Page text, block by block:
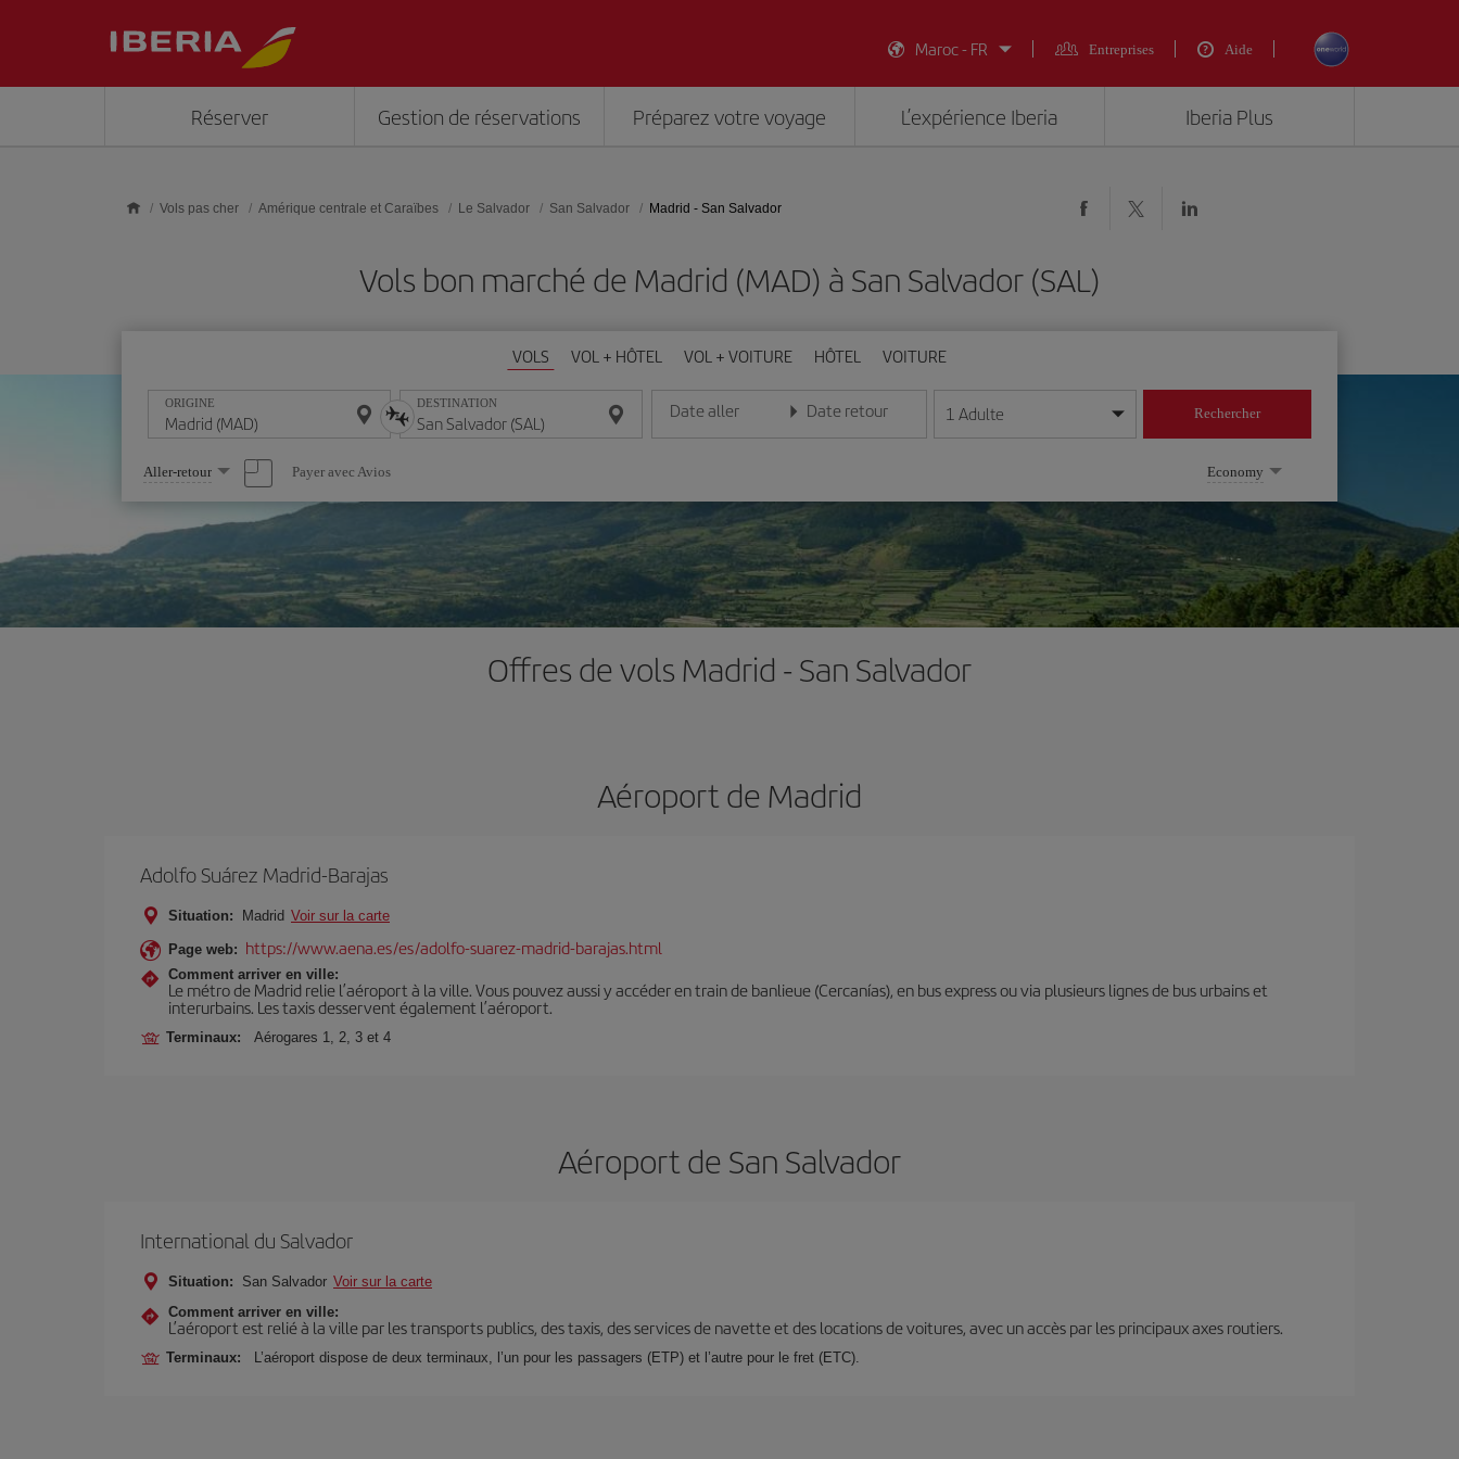
Maroc - FR
Entreprises Aide
Réserver Gestion de réservations Préparez votre voyage L’expérience Iberia Iberia Plus
Vols pas cher Amérique centrale et Caraïbes Le Salvador San Salvador Madrid - San Salvador
Vols bon marché de Madrid (MAD) à San Salvador (SAL)
VOLS VOL + HÔTEL VOL + VOITURE HÔTEL VOITURE
ORIGINE DESTINATION Date aller
Entrez la date au format jour/mois/année
Date retour
Entrez la date au format jour/mois/année
1 Adulte Rechercher
Sélectionnez
une
option
Aller-retour Payer avec Avios Economy
Offres de vols Madrid - San Salvador
Aéroport de Madrid
Adolfo Suárez Madrid-Barajas
Situation: Madrid Voir sur la carte
Page web: https://www.aena.es/es/adolfo-suarez-madrid-barajas.html
Comment arriver en ville:
Le métro de Madrid relie l’aéroport à la ville. Vous pouvez aussi y accéder en train de banlieue (Cercanías), en bus express ou via plusieurs lignes de bus urbains et
interurbains. Les taxis desservent également l’aéroport.
Terminaux: Aérogares 1, 2, 3 et 4
Aéroport de San Salvador
International du Salvador
Situation: San Salvador Voir sur la carte
Comment arriver en ville:
L’aéroport est relié à la ville par les transports publics, des taxis, des services de navette et des locations de voitures, avec un accès par les principaux axes routiers.
Terminaux: L’aéroport dispose de deux terminaux, l’un pour les passagers (ETP) et l’autre pour le fret (ETC).